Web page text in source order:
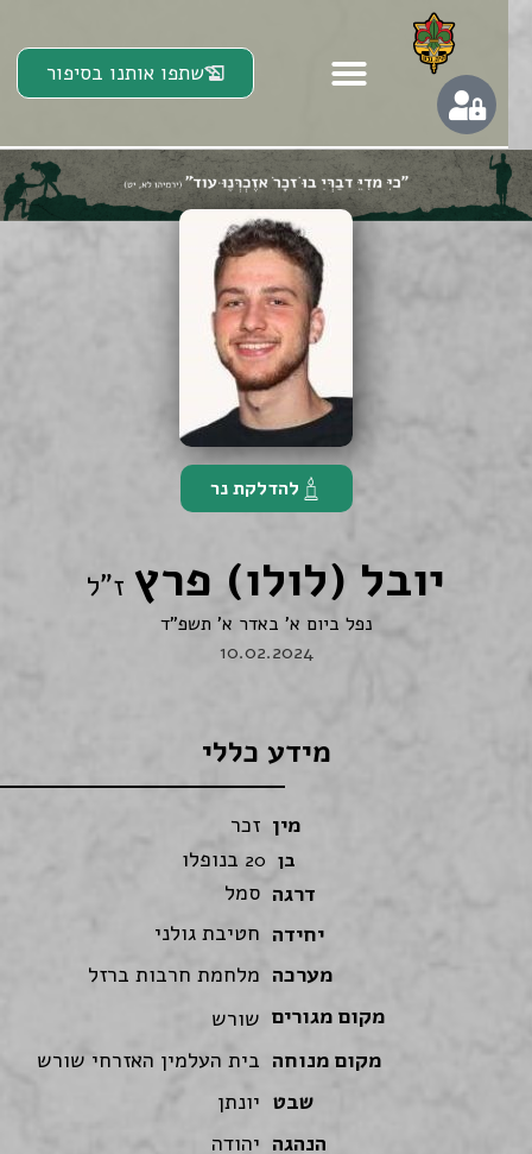
שתפו אותנו בסיפור
להדלקת נר
יובל (לולו) פרץז"ל
נפל ביום א' באדר א' תשפ"ד
10.02.2024
מידע כללי
מין זכר
בן 20 בנופלו
דרגה
סמל
יחידה
חטיבת גולני
מערכה
מלחמת חרבות ברזל
מקום מגורים
שורש
מקום מנוחה
בית העלמין האזרחי שורש
שבט
יונתן
הנהגה
יהודה